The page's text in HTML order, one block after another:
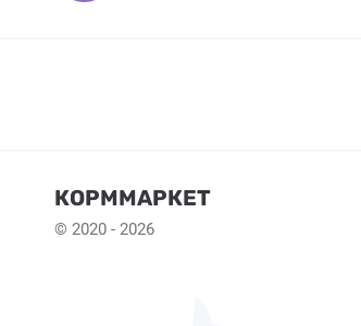
КОРММАРКЕТ
© 2020 - 2026